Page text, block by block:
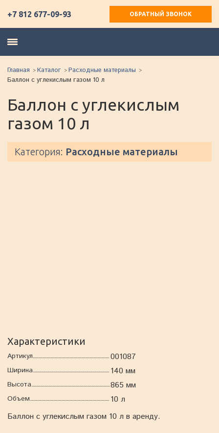
+7 812 677-09-93 ОБРАТНЫЙ ЗВОНОК
Главная Каталог
Расходные материалы
Баллон с углекислым газом 10 л
Баллон с углекислым
газом 10 л
Категория: Расходные материалы
Характеристики
Артикул 001087
Ширина 140 мм
Высота 865 мм
Объем
10 л
Баллон с углекислым газом 10 л в аренду.